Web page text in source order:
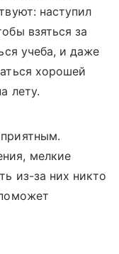
наступил
взяться за
учеба, и даже
хорошей
лету.
мелкие
из-за них никто